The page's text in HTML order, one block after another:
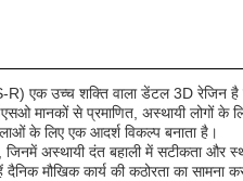
एक उच्च शक्ति वाला डेंटल 3D रेजिन है
से प्रमाणित, अस्थायी लोगों के
के लिए एक आदर्श विकल्प बनाता है।
अस्थायी दंत बहाली में सटीकता और
मौखिक कार्य की कठोरता का सामना